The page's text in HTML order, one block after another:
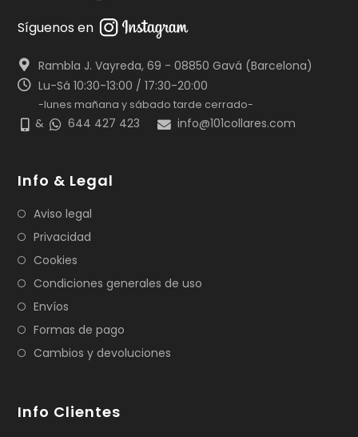
Síguenos en
Rambla J. Vayreda, 69 - 08850 Gavá (Barcelona)
Lu-Sá 10:30-13:00 / 17:30-20:00
-lunes mañana y sábado tarde cerrado-
& 644 427 423 info@101collares.com
Info & Legal
Aviso legal
Privacidad
Cookies
Condiciones generales de uso
Envíos
Formas de pago
Cambios y devoluciones
Info Clientes